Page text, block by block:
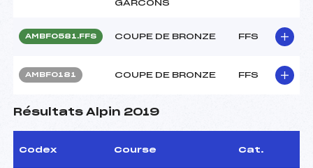
GARCONS
AMBF0581.FFS COUPE DE BRONZE FFS
AMBF0181 COUPE DE BRONZE FFS
Résultats Alpin 2019
Codex Course Cat.